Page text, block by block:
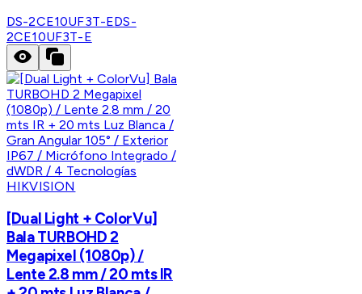
DS-2CE10UF3T-EDS-
2CE10UF3T-E
HIKVISION
[Dual Light + ColorVu]
Bala TURBOHD 2
Megapixel (1080p) /
Lente 2.8 mm / 20 mts IR